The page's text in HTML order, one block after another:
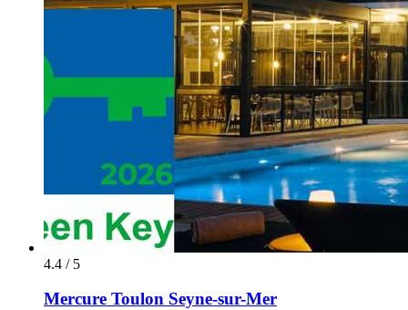
4.4 / 5
Mercure Toulon Seyne-sur-Mer